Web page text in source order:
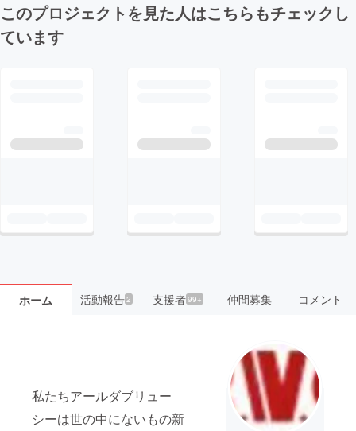
このプロジェクトを見た人はこちらもチェックし
ています
ホーム 活動報告2 支援者99+ 仲間募集 コメント
私たちアールダブリュー
シーは世の中にないもの新